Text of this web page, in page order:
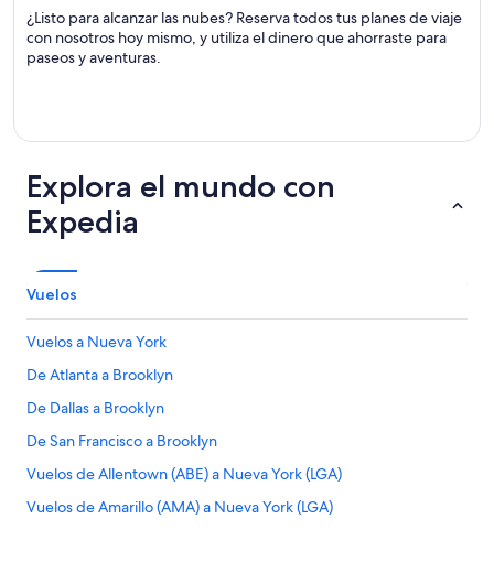
¿Listo para alcanzar las nubes? Reserva todos tus planes de viaje
con nosotros hoy mismo, y utiliza el dinero que ahorraste para
paseos y aventuras.
Explora el mundo con
Expedia
Vuelos
Vuelos a Nueva York
De Atlanta a Brooklyn
De Dallas a Brooklyn
De San Francisco a Brooklyn
Vuelos de Allentown (ABE) a Nueva York (LGA)
Vuelos de Amarillo (AMA) a Nueva York (LGA)